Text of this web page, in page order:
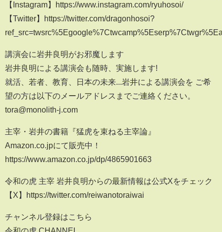
【Instagram】https://www.instagram.com/ryuhosoi/
【Twitter】https://twitter.com/dragonhosoi?
講演会に岩井良明がお邪魔します
岩井良明による講演会も随時、実施します!
就活、若者、教育、日本の未来...岩井による講演会を ご希
望の方は以下のメールアドレスまでご連絡ください。
tora@monolith-j.com
主宰・岩井の書籍『猛虎を束ねる主宰論』
Amazon.co.jpにて販売中！
https://www.amazon.co.jp/dp/4865901663
令和の虎 主宰 岩井良明からの最新情報は公式Xをチェック
【X】https://twitter.com/reiwanotoraiwai
チャンネル登録はこちら